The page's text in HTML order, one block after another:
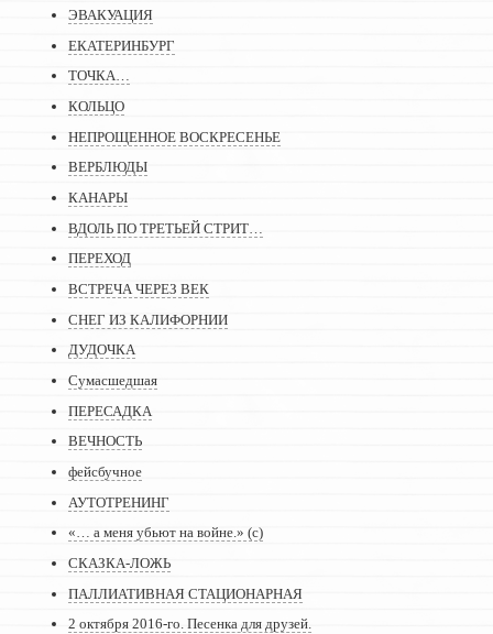
ЭВАКУАЦИЯ
ЕКАТЕРИНБУРГ
ТОЧКА…
КОЛЬЦО
НЕПРОЩЕННОЕ ВОСКРЕСЕНЬЕ
ВЕРБЛЮДЫ
КАНАРЫ
ВДОЛЬ ПО ТРЕТЬЕЙ СТРИТ…
ПЕРЕХОД
ВСТРЕЧА ЧЕРЕЗ ВЕК
СНЕГ ИЗ КАЛИФОРНИИ
ДУДОЧКА
Сумасшедшая
ПЕРЕСАДКА
ВЕЧНОСТЬ
фейсбучное
АУТОТРЕНИНГ
«… а меня убьют на войне.» (с)
СКАЗКА-ЛОЖЬ
ПАЛЛИАТИВНАЯ СТАЦИОНАРНАЯ
2 октября 2016-го. Песенка для друзей.